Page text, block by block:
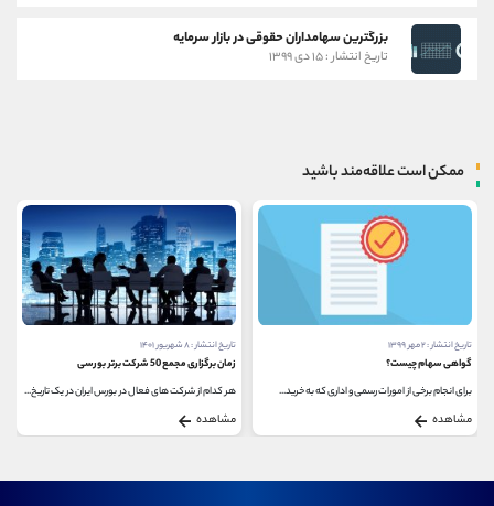
بزرگترین سهامداران حقوقی در بازار سرمایه
تاریخ انتشار : ۱۵ دی ۱۳۹۹
ممکن است علاقه‌مند باشید
تاریخ انتشار : ۸ شهریور ۱۴۰۱
زمان برگزاری مجمع 50 شرکت برتر بورسی
هر کدام از شرکت های فعال در بورس ایران در یک تاریخ...
مشاهده
تاریخ انتشار : ۶ بهمن ۱۴۰۰
شرکت های زیرمجموعه هلدینگ خلیج فارس
شرکت صنایع پتروشیمی خلیج فارس با ارزش بازار بیش...
مشاهده